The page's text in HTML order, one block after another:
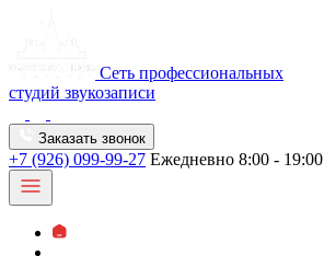
Сеть профессиональных
студий звукозаписи
Заказать звонок
+7 (926) 099-99-27 Ежедневно 8:00 - 19:00